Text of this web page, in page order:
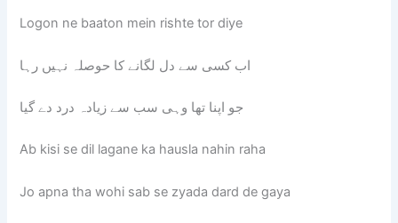
Logon ne baaton mein rishte tor diye
اب کسی سے دل لگانے کا حوصلہ نہیں رہا
جو اپنا تھا وہی سب سے زیادہ درد دے گیا
Ab kisi se dil lagane ka hausla nahin raha
Jo apna tha wohi sab se zyada dard de gaya